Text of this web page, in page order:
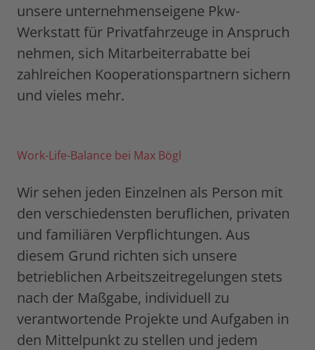
unsere unternehmenseigene Pkw-
Werkstatt für Privatfahrzeuge in Anspruch
nehmen, sich Mitarbeiterrabatte bei
zahlreichen Kooperationspartnern sichern
und vieles mehr.
Work-Life-Balance bei Max Bögl
Wir sehen jeden Einzelnen als Person mit
den verschiedensten beruflichen, privaten
und familiären Verpflichtungen. Aus
diesem Grund richten sich unsere
betrieblichen Arbeitszeitregelungen stets
nach der Maßgabe, individuell zu
verantwortende Projekte und Aufgaben in
den Mittelpunkt zu stellen und jedem